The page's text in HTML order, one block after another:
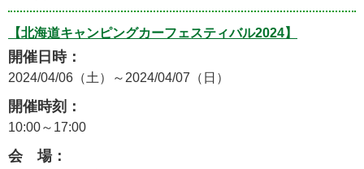
【北海道キャンピングカーフェスティバル2024】
開催日時：
2024/04/06（土）～2024/04/07（日）
開催時刻：
10:00～17:00
会 場：